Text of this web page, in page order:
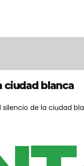
ciudad blanca
de la ciudad